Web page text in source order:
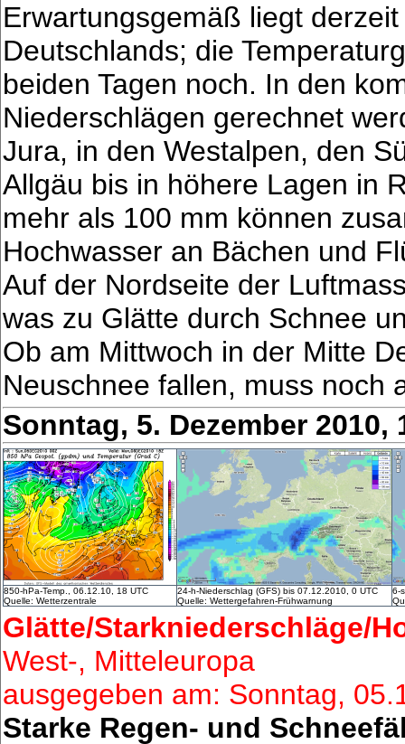
Erwartungsgemäß liegt
Deutschlands; die
beiden Tagen noch. In den
Niederschlägen gerechnet
Jura, in den Westalpen, den
Allgäu bis in höhere Lagen in
mehr als 100 mm können
Hochwasser an Bächen und
Auf der Nordseite der
was zu Glätte durch Schnee
Ob am Mittwoch in der Mitte
Neuschnee fallen, muss noch
Sonntag, 5. Dezember 2010,
850-hPa-Temp., 06.12.10, 18 UTC
Quelle: Wetterzentrale
24-h-Niederschlag (GFS) bis 07.12.2010, 0 UTC
Quelle: Wettergefahren-Frühwarnung
6-
Glätte/Starkniederschläge/
West-, Mitteleuropa
ausgegeben am: Sonntag,
Starke Regen- und